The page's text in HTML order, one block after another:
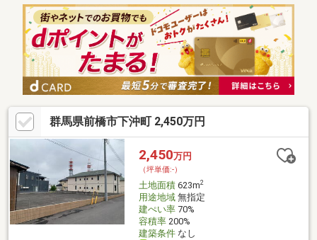
群馬県前橋市下沖町 2,450万円
2,450万円
（坪単価:-）
土地面積623m2
用途地域無指定
建ぺい率70%
容積率200%
建築条件なし